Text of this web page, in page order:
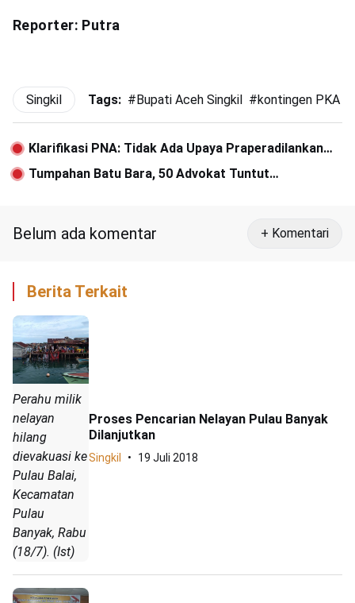
Reporter: Putra
Singkil Tags: # Bupati Aceh Singkil #kontingen PKA
Klarifikasi PNA: Tidak Ada Upaya Praperadilankan
KPK
Tumpahan Batu Bara, 50 Advokat Tuntut
Belum ada komentar + Komentari
Berita Terkait
Perahu milik
nelayan
hilang
dievakuasi ke
Pulau Balai,
Kecamatan
Pulau
Banyak, Rabu
(18/7). (Ist)
Proses Pencarian Nelayan Pulau Banyak
Dilanjutkan
Singkil 19 Juli 2018